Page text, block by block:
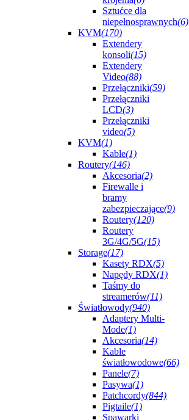
Sztućce dla
niepełnosprawnych(6)
KVM(170)
Extendery
konsoli(15)
Extendery
Video(88)
Przełączniki(59)
Przełączniki
LCD(3)
Przełączniki
video(5)
KVM(1)
Kable(1)
Routery(146)
Akcesoria(2)
Firewalle i
bramy
zabezpieczające(9)
Routery(120)
Routery
3G/4G/5G(15)
Storage(17)
Kasety RDX(5)
Napędy RDX(1)
Taśmy do
streamerów(11)
Światłowody(940)
Adaptery Multi-
Mode(1)
Akcesoria(14)
Kable
światłowodowe(66)
Panele(7)
Pasywa(1)
Patchcordy(844)
Pigtaile(1)
Spawarki